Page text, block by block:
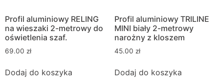
Profil aluminiowy RELING
na wieszaki 2-metrowy do
oświetlenia szaf.
69.00 zł
Dodaj do koszyka
Profil aluminiowy TRILINE
MINI biały 2-metrowy
narożny z kloszem
45.00 zł
Dodaj do koszyka